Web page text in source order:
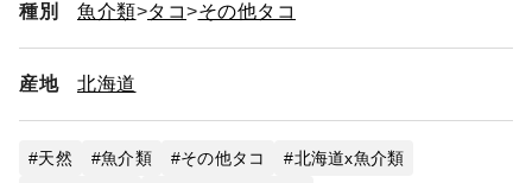
種別 魚介類 タコ その他タコ
産地 北海道
天然 魚介類 その他タコ
北海道x魚介類